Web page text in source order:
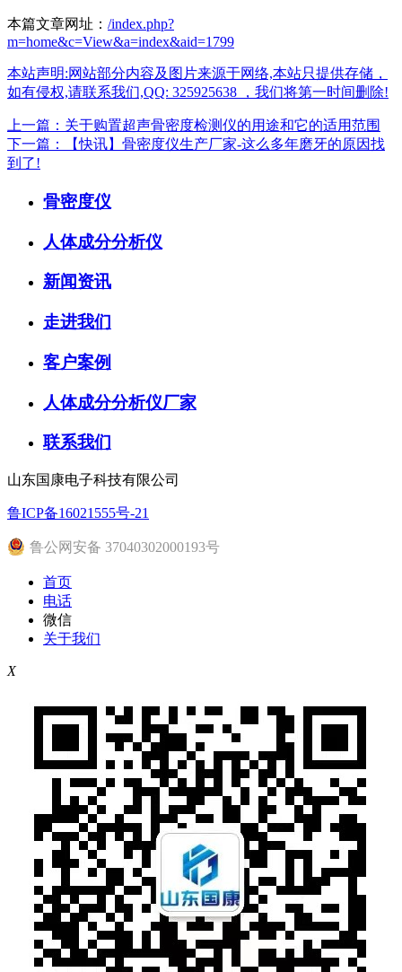
本篇文章网址： /index.php?
m=home&c=View&a=index&aid=1799
本站声明:网站部分内容及图片来源于网络,本站只提供存储，
如有侵权,请联系我们,QQ: 325925638 ，我们将第一时间删除!
上一篇：关于购置超声骨密度检测仪的用途和它的适用范围
下一篇：【快讯】骨密度仪生产厂家-这么多年磨牙的原因找
到了!
骨密度仪
人体成分分析仪
新闻资讯
走进我们
客户案例
人体成分分析仪厂家
联系我们
山东国康电子科技有限公司
鲁ICP备16021555号-21
鲁公网安备 37040302000193号
首页
电话
微信
关于我们
X